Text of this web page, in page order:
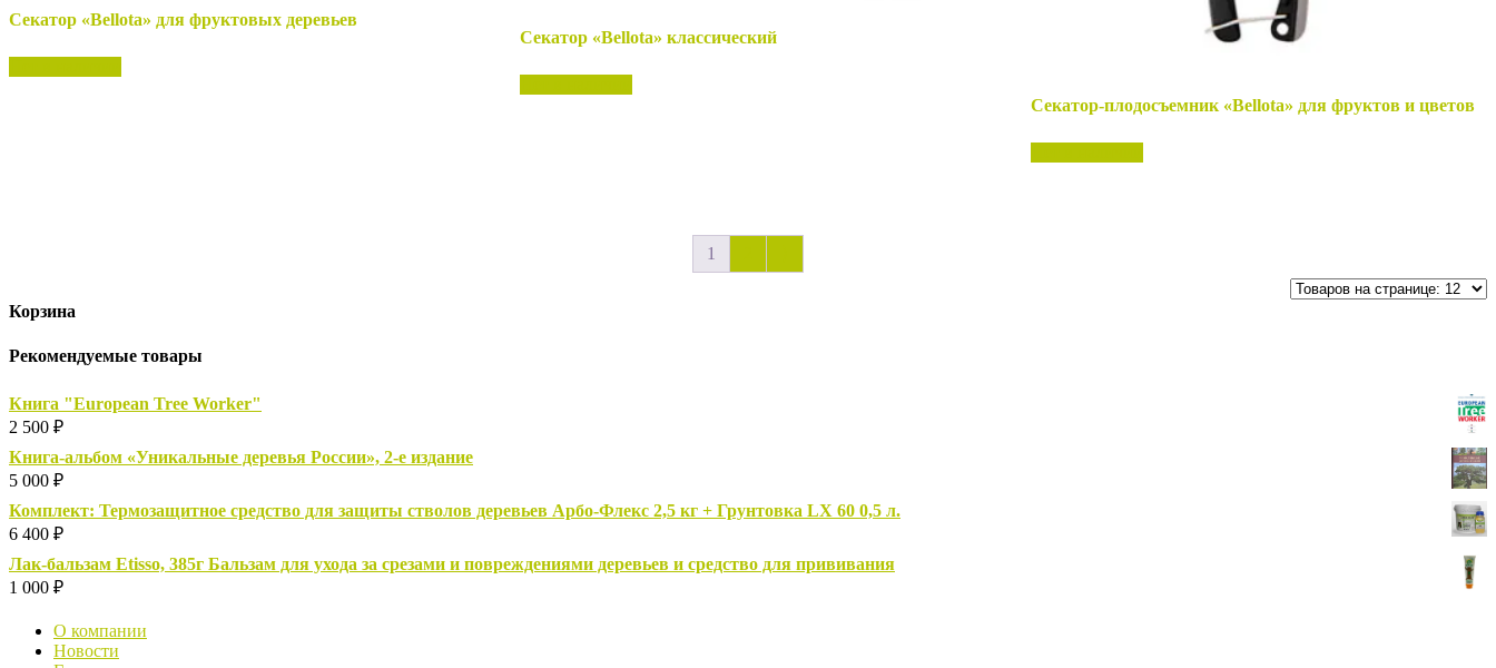
Секатор «Bellota» для фруктовых деревьев
Секатор «Bellota» классический
Секатор-плодосъемник «Bellota» для фруктов и цветов
1
Корзина
Рекомендуемые товары
Книга "European Tree Worker"
2 500 ₽
Книга-альбом «Уникальные деревья России», 2-е издание
5 000 ₽
Комплект: Термозащитное средство для защиты стволов деревьев Арбо-Флекс 2,5 кг + Грунтовка LX 60 0,5 л.
6 400 ₽
Лак-бальзам Etisso, 385г Бальзам для ухода за срезами и повреждениями деревьев и средство для прививания
1 000 ₽
О компании
Новости